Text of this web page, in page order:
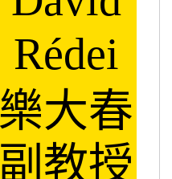
Rédei
樂大春
副教授